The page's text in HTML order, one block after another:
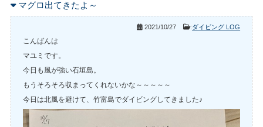
マグロ出てきたよ～
2021/10/27 :ダイビング LOG
こんばんは
マユミです。
今日も風が強い石垣島。
もうそろそろ収まってくれないかな～～～～～
今日は北風を避けて、竹富島でダイビングしてきました♪